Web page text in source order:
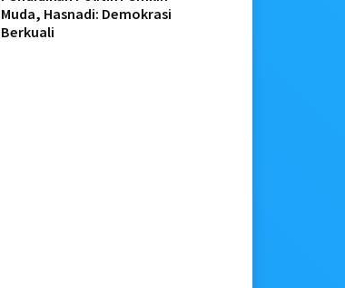
Muda, Hasnadi: Demokrasi
Berkuali